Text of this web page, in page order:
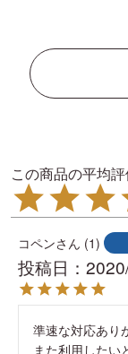
コペン 1
投稿日
準速な対応あり
また利用したい